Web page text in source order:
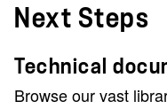
Next Steps
Technical
Browse our vast